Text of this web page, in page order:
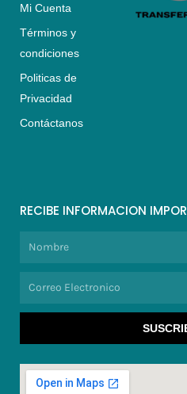
Mi Cuenta
Términos y
condiciones
Politicas de
Privacidad
Contáctanos
RECIBE INFORMACION